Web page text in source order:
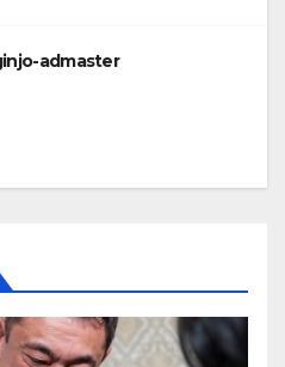
admaster